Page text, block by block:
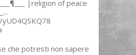
|religion of peace
che potresti non sapere